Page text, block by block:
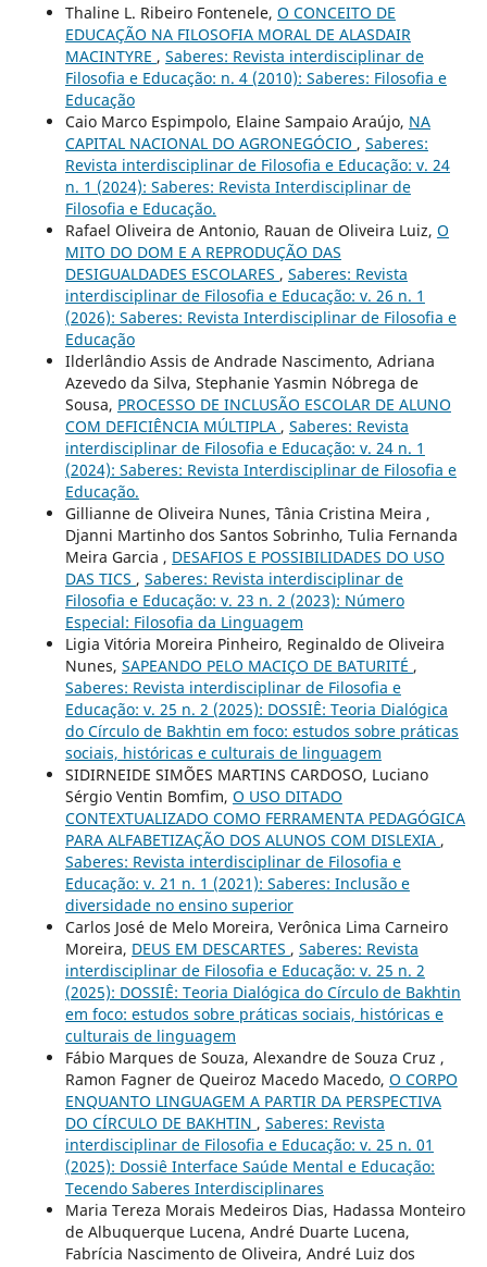
Thaline L. Ribeiro Fontenele, O CONCEITO DE
EDUCAÇÃO NA FILOSOFIA MORAL DE ALASDAIR
MACINTYRE , Saberes: Revista interdisciplinar de
Filosofia e Educação: n. 4 (2010): Saberes: Filosofia e
Educação
Caio Marco Espimpolo, Elaine Sampaio Araújo, NA
CAPITAL NACIONAL DO AGRONEGÓCIO , Saberes:
Revista interdisciplinar de Filosofia e Educação: v. 24
n. 1 (2024): Saberes: Revista Interdisciplinar de
Filosofia e Educação.
Rafael Oliveira de Antonio, Rauan de Oliveira Luiz, O
MITO DO DOM E A REPRODUÇÃO DAS
DESIGUALDADES ESCOLARES , Saberes: Revista
interdisciplinar de Filosofia e Educação: v. 26 n. 1
(2026): Saberes: Revista Interdisciplinar de Filosofia e
Educação
Ilderlândio Assis de Andrade Nascimento, Adriana
Azevedo da Silva, Stephanie Yasmin Nóbrega de
Sousa, PROCESSO DE INCLUSÃO ESCOLAR DE ALUNO
COM DEFICIÊNCIA MÚLTIPLA , Saberes: Revista
interdisciplinar de Filosofia e Educação: v. 24 n. 1
(2024): Saberes: Revista Interdisciplinar de Filosofia e
Educação.
Gillianne de Oliveira Nunes, Tânia Cristina Meira ,
Djanni Martinho dos Santos Sobrinho, Tulia Fernanda
Meira Garcia , DESAFIOS E POSSIBILIDADES DO USO
DAS TICS , Saberes: Revista interdisciplinar de
Filosofia e Educação: v. 23 n. 2 (2023): Número
Especial: Filosofia da Linguagem
Ligia Vitória Moreira Pinheiro, Reginaldo de Oliveira
Nunes, SAPEANDO PELO MACIÇO DE BATURITÉ ,
Saberes: Revista interdisciplinar de Filosofia e
Educação: v. 25 n. 2 (2025): DOSSIÊ: Teoria Dialógica
do Círculo de Bakhtin em foco: estudos sobre práticas
sociais, históricas e culturais de linguagem
SIDIRNEIDE SIMÕES MARTINS CARDOSO, Luciano
Sérgio Ventin Bomfim, O USO DITADO
CONTEXTUALIZADO COMO FERRAMENTA PEDAGÓGICA
PARA ALFABETIZAÇÃO DOS ALUNOS COM DISLEXIA ,
Saberes: Revista interdisciplinar de Filosofia e
Educação: v. 21 n. 1 (2021): Saberes: Inclusão e
diversidade no ensino superior
Carlos José de Melo Moreira, Verônica Lima Carneiro
Moreira, DEUS EM DESCARTES , Saberes: Revista
interdisciplinar de Filosofia e Educação: v. 25 n. 2
(2025): DOSSIÊ: Teoria Dialógica do Círculo de Bakhtin
em foco: estudos sobre práticas sociais, históricas e
culturais de linguagem
Fábio Marques de Souza, Alexandre de Souza Cruz ,
Ramon Fagner de Queiroz Macedo Macedo, O CORPO
ENQUANTO LINGUAGEM A PARTIR DA PERSPECTIVA
DO CÍRCULO DE BAKHTIN , Saberes: Revista
interdisciplinar de Filosofia e Educação: v. 25 n. 01
(2025): Dossiê Interface Saúde Mental e Educação:
Tecendo Saberes Interdisciplinares
Maria Tereza Morais Medeiros Dias, Hadassa Monteiro
de Albuquerque Lucena, André Duarte Lucena,
Fabrícia Nascimento de Oliveira, André Luiz dos